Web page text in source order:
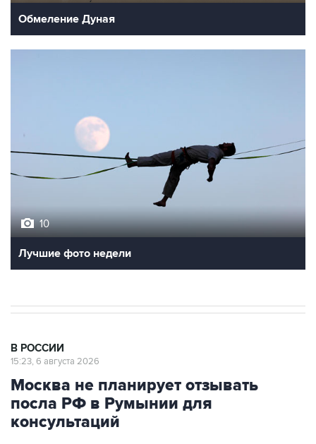
Обмеление Дуная
10
Лучшие фото недели
В РОССИИ
15:23, 6 августа 2026
Москва не планирует отзывать
посла РФ в Румынии для
консультаций